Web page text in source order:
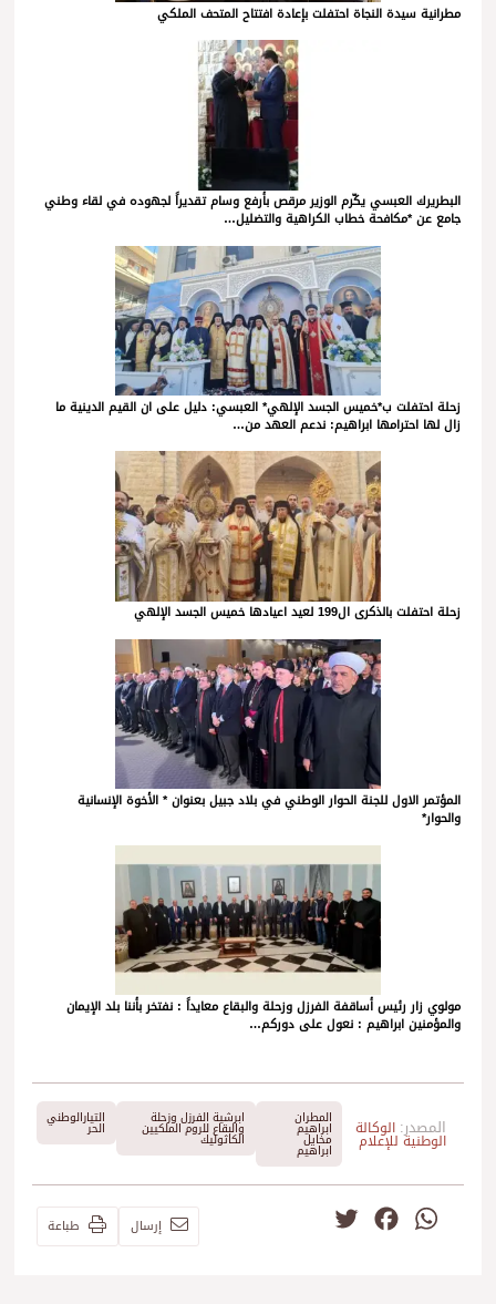
مطرانية سيدة النجاة احتفلت بإعادة افتتاح المتحف الملكي
البطريرك العبسي يكّرم الوزير مرقص بأرفع وسام تقديراً لجهوده في لقاء وطني
جامع عن *مكافحة خطاب الكراهية والتضليل…
زحلة احتفلت ب*خميس الجسد الإلهي* العبسي: دليل على ان القيم الدينية ما
زال لها احترامها ابراهيم: ندعم العهد من…
زحلة احتفلت بالذكرى ال199 لعيد اعيادها خميس الجسد الإلهي
المؤتمر الاول للجنة الحوار الوطني في بلاد جبيل بعنوان * الأخوة الإنسانية
والحوار*
مولوي زار رئيس أساقفة الفرزل وزحلة والبقاع معايداً : نفتخر بأننا بلد الإيمان
والمؤمنين ابراهيم : نعول على دوركم…
المصدر: الوكالة
الوطنية للإعلام
المطران
ابراهيم
مخايل
ابراهيم
ابرشية الفرزل وزحلة
والبقاع للروم الملكيين
الكاثوليك
التيارالوطني
الحر
WhatsApp
Facebook إرسال طباعة